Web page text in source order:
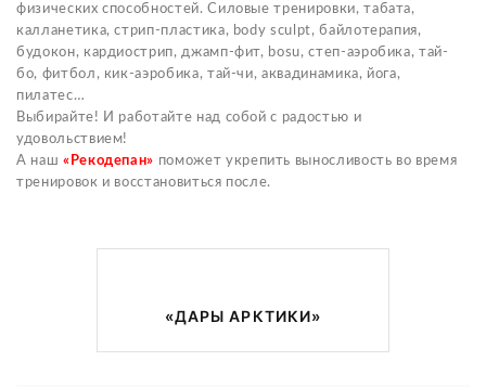
физических способностей. Силовые тренировки, табата,
калланетика, стрип-пластика, body sculpt, байлотерапия,
будокон, кардиострип, джамп-фит, bosu, степ-аэробика, тай-
бо, фитбол, кик-аэробика, тай-чи, аквадинамика, йога,
пилатес…
Выбирайте! И работайте над собой с радостью и
удовольствием!
А наш «Рекодепан» поможет укрепить выносливость во время
тренировок и восстановиться после.
«ДАРЫ АРКТИКИ»